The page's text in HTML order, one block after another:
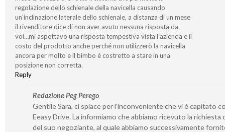
regolazione dello schienale della navicella causando
un’inclinazione laterale dello schienale, a distanza di un mese
il rivenditore dice di non aver avuto nessuna risposta da
voi…mi aspettavo una risposta tempestiva vista l’azienda e il
costo del prodotto anche perché non utilizzerò la navicella
ancora per molto e il bimbo è costretto a stare in una
posizione non corretta.
Reply
Redazione Peg Perego
Gentile Sara, ci spiace per l’inconveniente che vi è capitato
Eeasy Drive. La informiamo che abbiamo ricevuto la richiesta
del suo negoziante, al quale abbiamo successivamente